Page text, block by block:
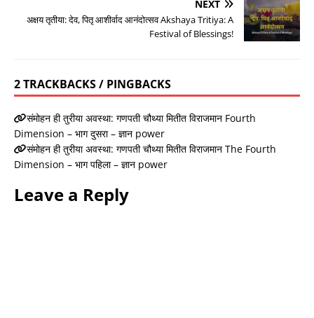
NEXT
अक्षय तृतीया: देव, पितृ आशीर्वाद आनंदोत्सव Akshaya Tritiya: A
Festival of Blessings!
2 TRACKBACKS / PINGBACKS
संमोहन ही तुरीया अवस्था: गणपती चौथ्या मितीत विराजमान Fourth
Dimension – भाग दुसरा – ज्ञान power
संमोहन ही तुरीया अवस्था: गणपती चौथ्या मितीत विराजमान The Fourth
Dimension – भाग पहिला – ज्ञान power
Leave a Reply